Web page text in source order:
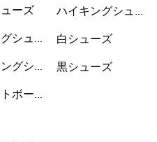
ーズ
シュー
グシュ
ボール
ハイキングシュー
白シューズ
黒シューズ